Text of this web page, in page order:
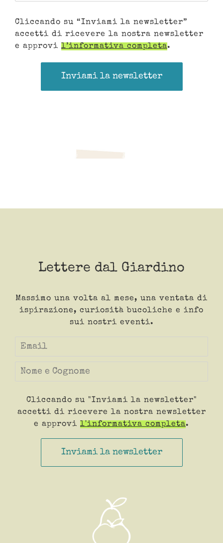
Cliccando su “Inviami la newsletter”
accetti di ricevere la nostra newsletter
e approvi l’informativa completa.
Lettere dal Giardino
Massimo una volta al mese, una ventata di
ispirazione, curiosità bucoliche e info
sui nostri eventi.
Cliccando su "Inviami la newsletter"
accetti di ricevere la nostra newsletter
e approvi l'informativa completa.